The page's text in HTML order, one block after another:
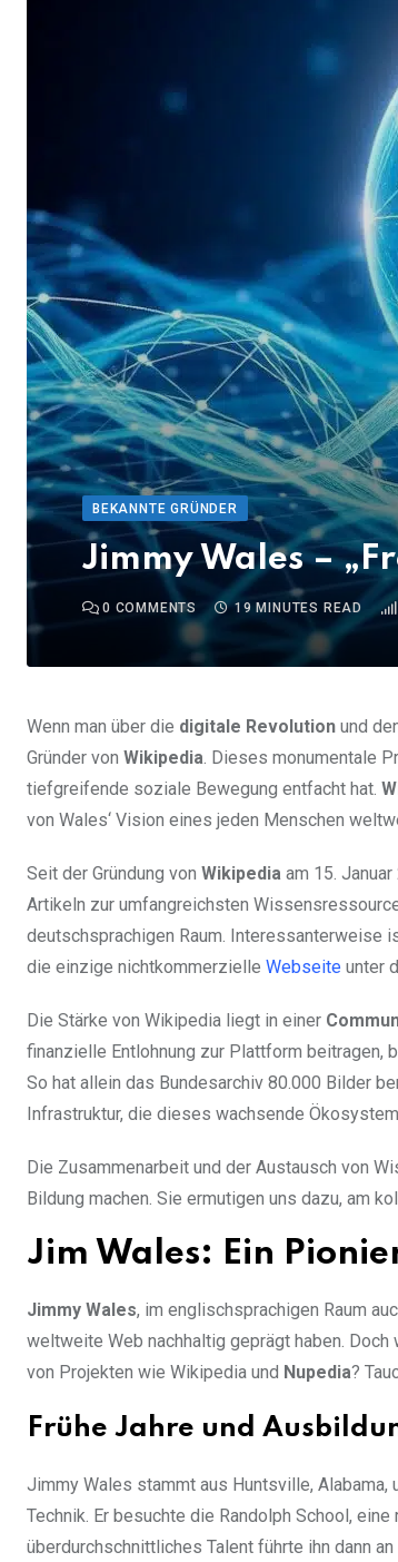
BEKANNTE GRÜNDER
Jimmy Wales –
0 COMMENTS 19 MINUTES READ
Wenn man über die digitale Revolution und
Gründer von Wikipedia. Dieses monumentale
tiefgreifende soziale Bewegung entfacht hat.
von Wales‘ Vision eines jeden Menschen
Seit der Gründung von Wikipedia am 15.
Artikeln zur umfangreichsten
deutschsprachigen Raum. Interessanterweise
die einzige nichtkommerzielle Webseite unter
Die Stärke von Wikipedia liegt in einer
finanzielle Entlohnung zur Plattform beitragen,
So hat allein das Bundesarchiv 80.000 Bilder
Infrastruktur, die dieses wachsende
Die Zusammenarbeit und der Austausch von
Bildung machen. Sie ermutigen uns dazu, am
Jim Wales: Ein
Jimmy Wales, im englischsprachigen Raum
weltweite Web nachhaltig geprägt haben.
von Projekten wie Wikipedia und Nupedia?
Frühe Jahre und
Jimmy Wales stammt aus Huntsville,
Technik. Er besuchte die Randolph School,
überdurchschnittliches Talent führte ihn dann